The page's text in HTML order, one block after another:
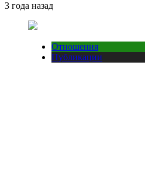
3 года назад
Отношения
Публикации